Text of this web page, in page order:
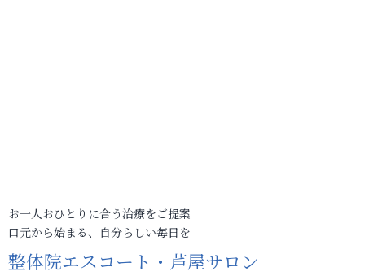
お一人おひとりに合う治療をご提案
口元から始まる、自分らしい毎日を
整体院エスコート・芦屋サロン